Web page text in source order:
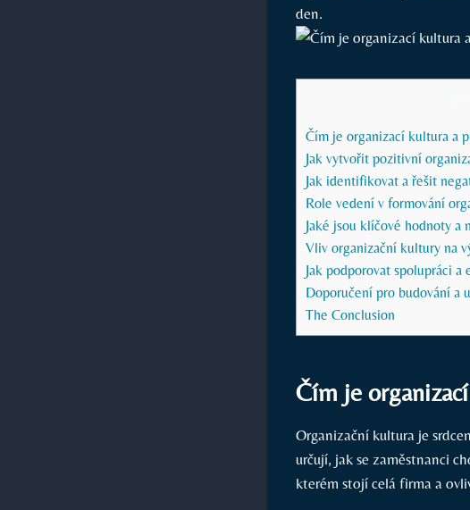
den.
Čím je organizací kultura a
Jak vytvořit pozitivní
Jak identifikovat a řešit
Role vedení v formování
Jaké jsou klíčové hodnoty a
Vliv organizační kultury na
Jak podporovat spolupráci
Doporučení pro budování a
The Conclusion
Čím je
Organizační kultura je
určují, jak se zaměstnanci
kterém stojí celá firma a